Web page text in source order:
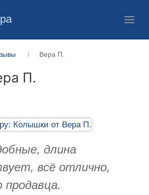
Вера П.
П.
длина
всё отлично,
продавца.